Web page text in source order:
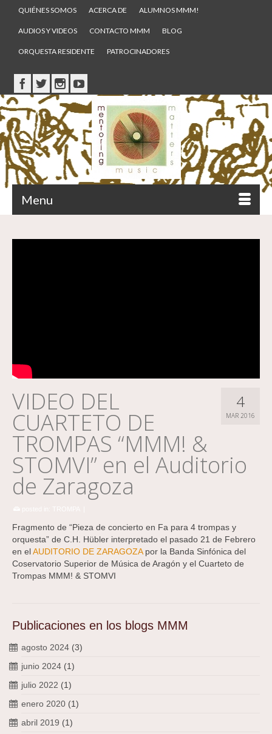
QUIÉNES SOMOS ACERCA DE ALUMNOS MMM!
AUDIOS Y VIDEOS CONTACTO MMM BLOG
ORQUESTA RESIDENTE PATROCINADORES
Menu
4
MAR 2016
VIDEO DEL
CUARTETO DE
TROMPAS “MMM! &
STOMVI” en el Auditorio
de Zaragoza
Fragmento de “Pieza de concierto en Fa para 4 trompas y
orquesta” de C.H. Hübler interpretado el pasado 21 de Febrero
en elAUDITORIO DE ZARAGOZApor la Banda Sinfónica del
Coservatorio Superior de Música de Aragón y el Cuarteto de
Trompas MMM! & STOMVI
Publicaciones en los blogs MMM
agosto 2024 (3)
junio 2024 (1)
julio 2022 (1)
enero 2020 (1)
abril 2019 (1)